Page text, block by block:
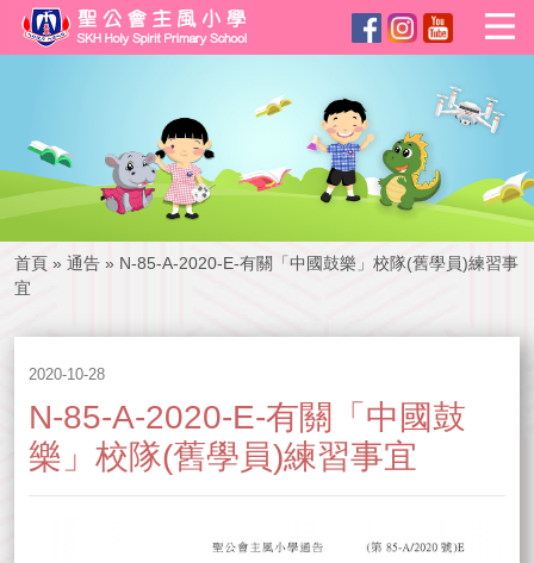
首頁 » 通告 » N-85-A-2020-E-有關「中國鼓樂」校隊(舊學員)練習事
宜
2020-10-28
N-85-A-2020-E-有關「中國鼓
樂」校隊(舊學員)練習事宜